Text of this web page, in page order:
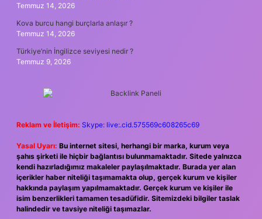
Temmuz 14, 2026
Kova burcu hangi burçlarla anlaşır ?
Temmuz 14, 2026
Türkiye’nin İngilizce seviyesi nedir ?
Temmuz 9, 2026
Reklam ve İletişim: Skype: live:.cid.575569c608265c69
Yasal Uyarı: Bu internet sitesi, herhangi bir marka, kurum veya
şahıs şirketi ile hiçbir bağlantısı bulunmamaktadır. Sitede yalnızca
kendi hazırladığımız makaleler paylaşılmaktadır. Burada yer alan
içerikler haber niteliği taşımamakta olup, gerçek kurum ve kişiler
hakkında paylaşım yapılmamaktadır. Gerçek kurum ve kişiler ile
isim benzerlikleri tamamen tesadüfidir. Sitemizdeki bilgiler taslak
halindedir ve tavsiye niteliği taşımazlar.